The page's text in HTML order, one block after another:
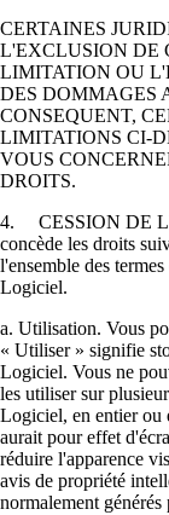
CERTAINES
L'EXCLUSION DE
LIMITATION OU
DES DOMMAGES
CONSEQUENT,
LIMITATIONS CI-
VOUS
DROITS.
4. CESSION DE
concède les droits
l'ensemble des
Logiciel.
a. Utilisation. Vous
« Utiliser » signifie
Logiciel. Vous ne
les utiliser sur
Logiciel, en entier ou
aurait pour effet
réduire l'apparence
avis de propriété
normalement